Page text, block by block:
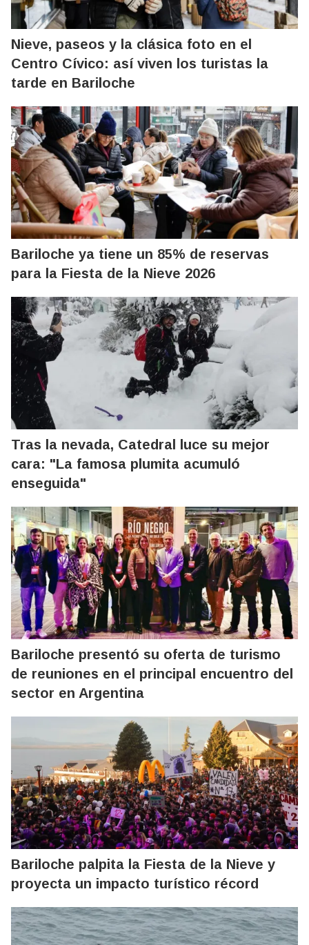
Nieve, paseos y la clásica foto en el
Centro Cívico: así viven los turistas la
tarde en Bariloche
Bariloche ya tiene un 85% de reservas
para la Fiesta de la Nieve 2026
Tras la nevada, Catedral luce su mejor
cara: "La famosa plumita acumuló
enseguida"
Bariloche presentó su oferta de turismo
de reuniones en el principal encuentro del
sector en Argentina
Bariloche palpita la Fiesta de la Nieve y
proyecta un impacto turístico récord